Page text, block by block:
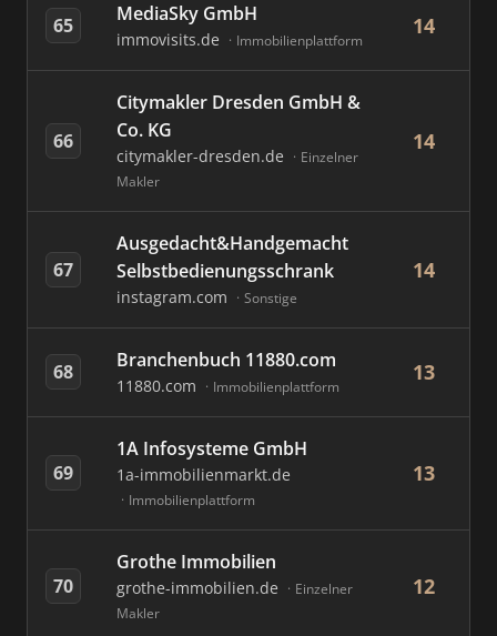
65 MediaSky GmbH
immovisits.de Immobilienplattform
14
66
Citymakler Dresden GmbH &
Co. KG
citymakler-dresden.de
Einzelner
Makler
14
67
Ausgedacht&Handgemacht
Selbstbedienungsschrank
instagram.com Sonstige
14
68 Branchenbuch 11880.com
11880.com Immobilienplattform
13
69
1A Infosysteme GmbH
1a-immobilienmarkt.de
Immobilienplattform
13
70
Grothe Immobilien
grothe-immobilien.de
Einzelner
Makler
12